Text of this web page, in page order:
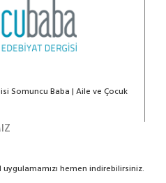
Somuncu Baba | Aile ve Çocuk
hemen indirebilirsiniz.